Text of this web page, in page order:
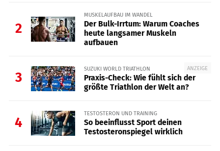
2
MUSKELAUFBAU IM WANDEL
Der Bulk-Irrtum: Warum Coaches
heute langsamer Muskeln
aufbauen
3
ANZEIGE
SUZUKI WORLD TRIATHLON
Praxis-Check: Wie fühlt sich der
größte Triathlon der Welt an?
4
TESTOSTERON UND TRAINING
So beeinflusst Sport deinen
Testosteronspiegel wirklich